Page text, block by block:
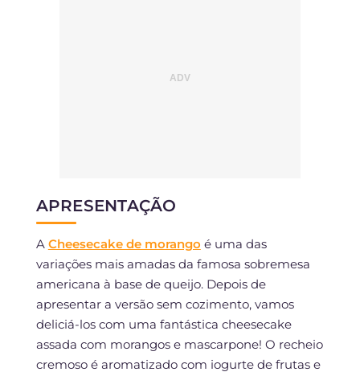
APRESENTAÇÃO
A Cheesecake de morango é uma das
variações mais amadas da famosa sobremesa
americana à base de queijo. Depois de
apresentar a versão sem cozimento, vamos
deliciá-los com uma fantástica cheesecake
assada com morangos e mascarpone! O recheio
cremoso é aromatizado com iogurte de frutas e